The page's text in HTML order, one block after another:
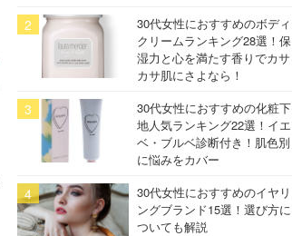
30代女性におすすめのボディ
クリームランキング28選！保
湿力と心を満たす香りでカサ
カサ肌にさよなら！
30代女性におすすめの化粧下
地人気ランキング22選！イエ
ベ・ブルベ診断付き！肌色別
に悩みをカバー
30代女性におすすめのイヤリ
ングブランド15選！選び方に
ついても解説